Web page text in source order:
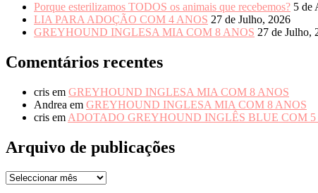
Porque esterilizamos TODOS os animais que recebemos? 5 de
LIA PARA ADOÇÃO COM 4 ANOS 27 de Julho, 2026
GREYHOUND INGLESA MIA COM 8 ANOS 27 de Julho,
Comentários recentes
cris em GREYHOUND INGLESA MIA COM 8 ANOS
Andrea em GREYHOUND INGLESA MIA COM 8 ANOS
cris em ADOTADO GREYHOUND INGLÊS BLUE COM 5
Arquivo de publicações
Arquivo